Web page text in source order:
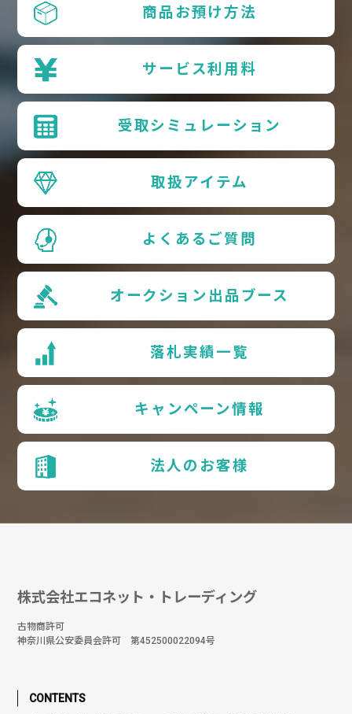
商品お預け方法
サービス利用料
受取シミュレーション
取扱アイテム
よくあるご質問
オークション出品ブース
落札実績一覧
キャンペーン情報
法人のお客様
株式会社エコネット・トレーディング
古物商許可
神奈川県公安委員会許可 第452500022094号
CONTENTS